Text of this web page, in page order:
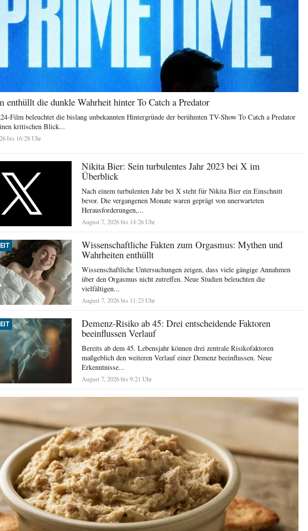
enthüllt die dunkle Wahrheit hinter To Catch a Predator
Film beleuchtet die bislang unbekannten Hintergründe der berühmten TV-Show To Catch a Predator
kritischen Blick...
bis 16:28 Uhr
Nikita Bier: Sein turbulentes Jahr 2023 bei X im
Überblick
Nach einem turbulenten Jahr bei X steht für Nikita Bier ein Einschnitt
bevor. Die vergangenen Monate waren geprägt von unerwarteten
Herausforderungen,...
August 7, 2026 bis 14:26 Uhr
Wissenschaftliche Fakten zum Orgasmus: Mythen und
Wahrheiten enthüllt
Wissenschaftliche Untersuchungen zeigen, dass viele gängige Annahmen
über den Orgasmus nicht zutreffen. Neue Studien beleuchten die
vielfältigen...
August 7, 2026 bis 11:23 Uhr
Demenz-Risiko ab 45: Drei entscheidende Faktoren
beeinflussen Verlauf
Bereits ab dem 45. Lebensjahr können drei zentrale Risikofaktoren
maßgeblich den weiteren Verlauf einer Demenz beeinflussen. Neue
Erkenntnisse...
August 7, 2026 bis 9:21 Uhr